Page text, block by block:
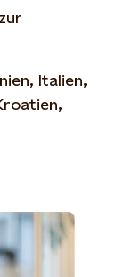
Italien,